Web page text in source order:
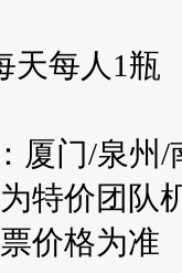
天每人1瓶
厦门/泉州
特价团队
价格为准